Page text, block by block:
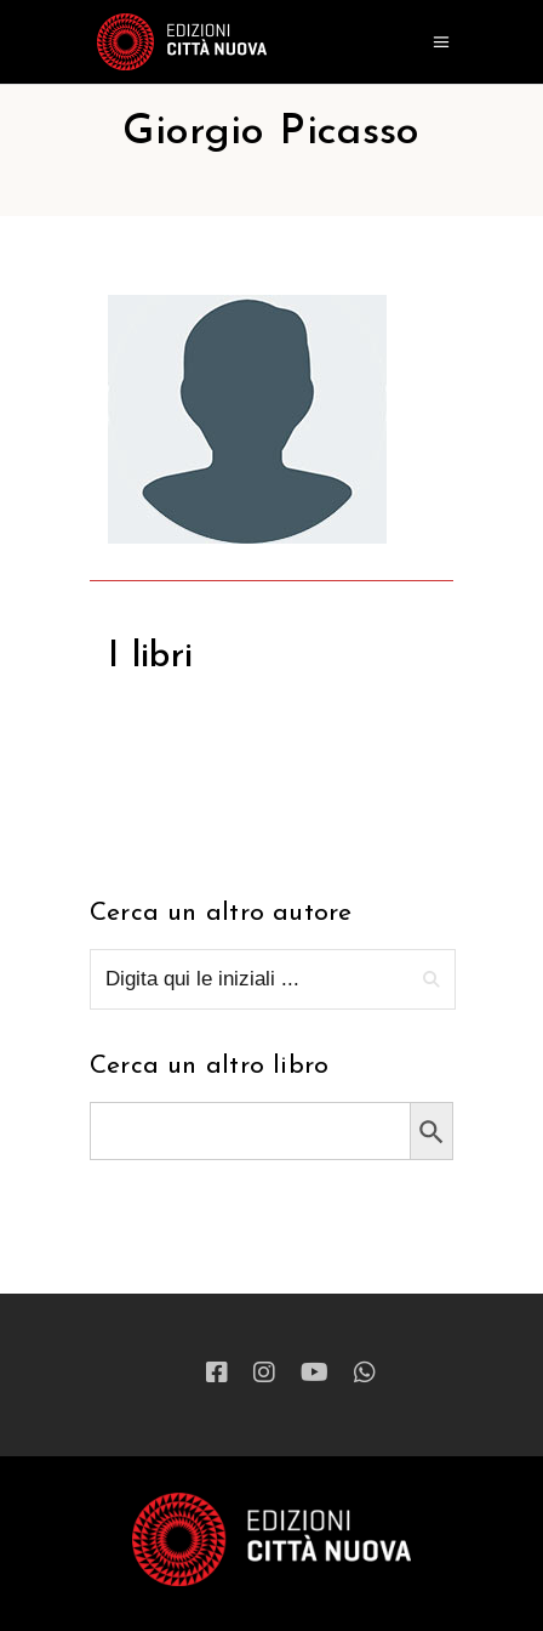
Giorgio Picasso
I libri
Cerca un altro autore
Cerca un altro libro
Search Button